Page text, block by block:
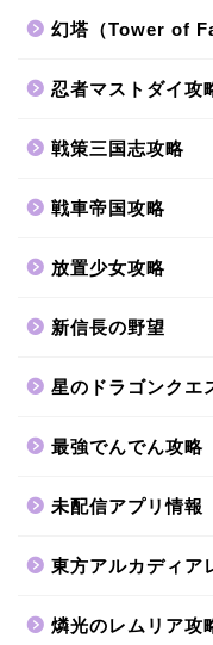
幻塔（Tower of
忍者マストダイ攻
戦策三国志攻略
戦車帝国攻略
放置少女攻略
新信長の野望
星のドラゴンクエ
最強でんでん攻略
未配信アプリ情報
東方アルカディア
燐光のレムリア攻